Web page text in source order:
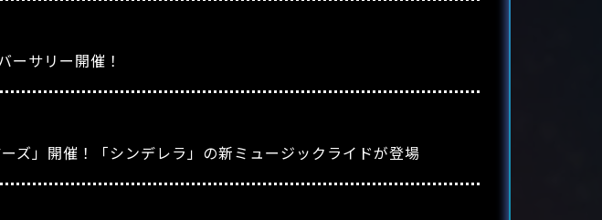
ーサリー開催！
ズ」開催！「シンデレラ」の新ミュージックライドが登場